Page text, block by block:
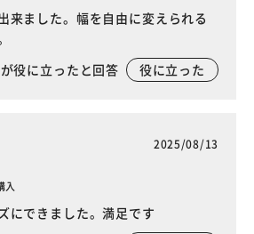
来ました。幅を自由に変えられる
役に立ったと回答 役に立った
2025/08/13
入
にできました。満足です